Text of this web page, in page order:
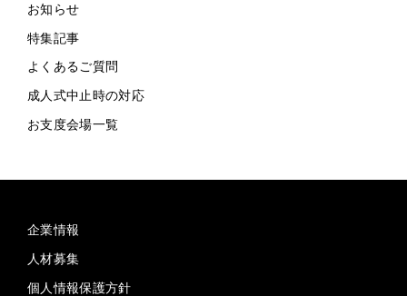
お知らせ
特集記事
よくあるご質問
成人式中止時の対応
お支度会場一覧
企業情報
人材募集
個人情報保護方針